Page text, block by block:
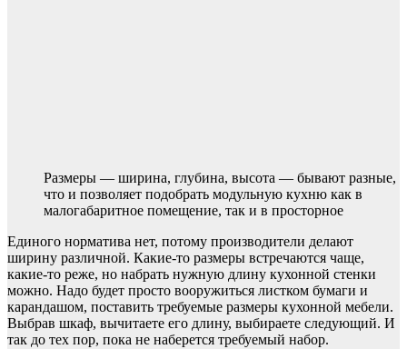
Размеры — ширина, глубина, высота — бывают разные,
что и позволяет подобрать модульную кухню как в
малогабаритное помещение, так и в просторное
Единого норматива нет, потому производители делают
ширину различной. Какие-то размеры встречаются чаще,
какие-то реже, но набрать нужную длину кухонной стенки
можно. Надо будет просто вооружиться листком бумаги и
карандашом, поставить требуемые размеры кухонной мебели.
Выбрав шкаф, вычитаете его длину, выбираете следующий. И
так до тех пор, пока не наберется требуемый набор.